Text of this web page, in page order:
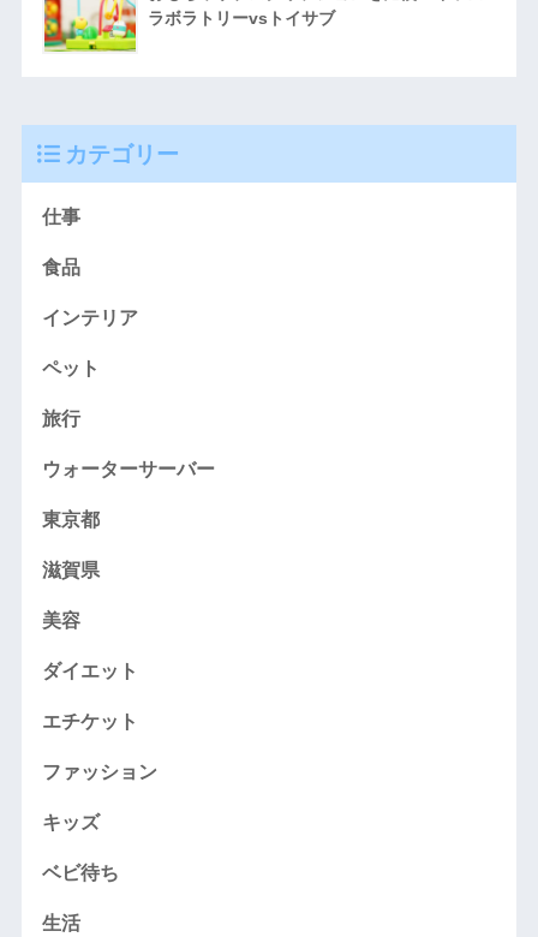
ラボラトリーvsトイサブ
カテゴリー
仕事
食品
インテリア
ペット
旅行
ウォーターサーバー
東京都
滋賀県
美容
ダイエット
エチケット
ファッション
キッズ
ベビ待ち
生活